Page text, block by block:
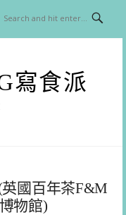
寫食派
國百年茶F&M
物館)